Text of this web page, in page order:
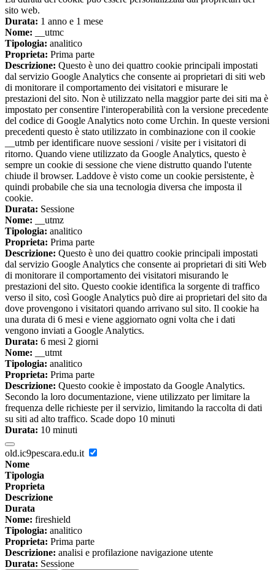
sito web.
Durata: 1 anno e 1 mese
Nome: __utmc
Tipologia: analitico
Proprieta: Prima parte
Descrizione: Questo è uno dei quattro cookie principali impostati
dal servizio Google Analytics che consente ai proprietari di siti web
di monitorare il comportamento dei visitatori e misurare le
prestazioni del sito. Non è utilizzato nella maggior parte dei siti ma è
impostato per consentire l'interoperabilità con la versione precedente
del codice di Google Analytics noto come Urchin. In queste versioni
precedenti questo è stato utilizzato in combinazione con il cookie
__utmb per identificare nuove sessioni / visite per i visitatori di
ritorno. Quando viene utilizzato da Google Analytics, questo è
sempre un cookie di sessione che viene distrutto quando l'utente
chiude il browser. Laddove è visto come un cookie persistente, è
quindi probabile che sia una tecnologia diversa che imposta il
cookie.
Durata: Sessione
Nome: __utmz
Tipologia: analitico
Proprieta: Prima parte
Descrizione: Questo è uno dei quattro cookie principali impostati
dal servizio Google Analytics che consente ai proprietari di siti Web
di monitorare il comportamento dei visitatori misurando le
prestazioni del sito. Questo cookie identifica la sorgente di traffico
verso il sito, così Google Analytics può dire ai proprietari del sito da
dove provengono i visitatori quando arrivano sul sito. Il cookie ha
una durata di 6 mesi e viene aggiornato ogni volta che i dati
vengono inviati a Google Analytics.
Durata: 6 mesi 2 giorni
Nome: __utmt
Tipologia: analitico
Proprieta: Prima parte
Descrizione: Questo cookie è impostato da Google Analytics.
Secondo la loro documentazione, viene utilizzato per limitare la
frequenza delle richieste per il servizio, limitando la raccolta di dati
su siti ad alto traffico. Scade dopo 10 minuti
Durata: 10 minuti
old.ic9pescara.edu.it
Nome
Tipologia
Proprieta
Descrizione
Durata
Nome: fireshield
Tipologia: analitico
Proprieta: Prima parte
Descrizione: analisi e profilazione navigazione utente
Durata: Sessione